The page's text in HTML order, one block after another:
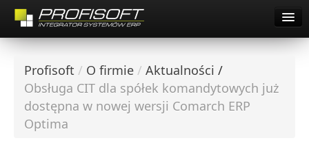
Pomoc Zdalna Comarch
Dla Klientów
O firmie
Oferta
Profisoft / O firmie / Aktualności /
Obsługa CIT dla spółek komandytowych już
dostępna w nowej wersji Comarch ERP
Optima